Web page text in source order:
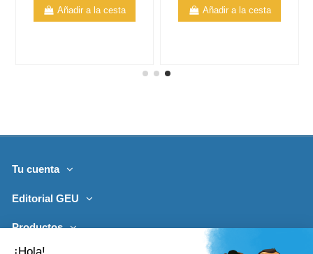
Añadir a la cesta Añadir a la cesta
Tu cuenta
Editorial GEU
Productos